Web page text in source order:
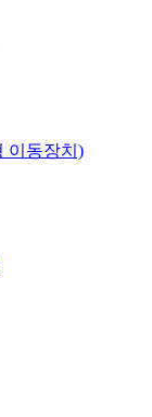
이동장치)